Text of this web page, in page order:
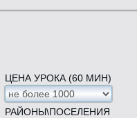
ЦЕНА УРОКА (60 МИН)
РАЙОНЫ\ПОСЕЛЕНИЯ